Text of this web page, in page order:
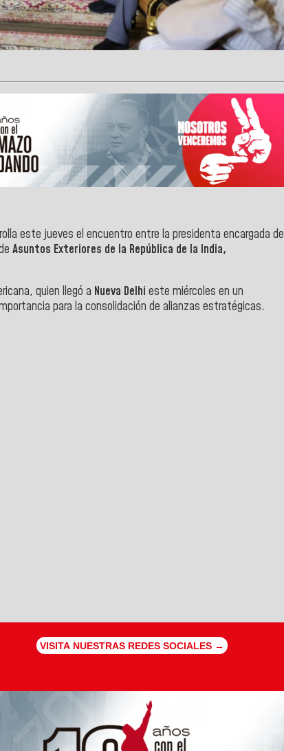
este jueves el encuentro entre la presidenta encargada de
Asuntos Exteriores de la República de la India,
quien llegó a Nueva Delhi este miércoles en un
para la consolidación de alianzas estratégicas.
VISITA NUESTRAS REDES SOCIALES →